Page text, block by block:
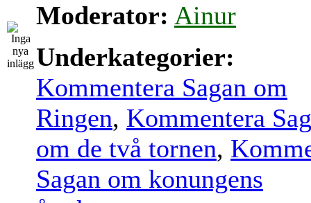
Moderator: Ainur
Underkategorier:
Kommentera Sagan om
Ringen, Kommentera
om de två tornen,
Sagan om konungens